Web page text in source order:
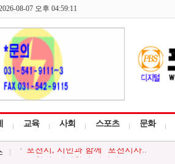
08-07 오후 04:59:11
교육 사회 스포츠 문화
포천시, 경기청년 사다리 프로그..